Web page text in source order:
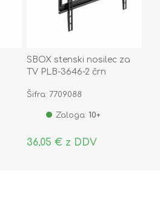
SBOX stenski nosilec za
TV PLB-3646-2 črn
Šifra: 7709088
Zaloga: 10+
36,05 € z DDV